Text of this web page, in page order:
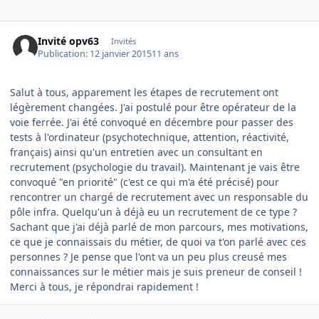
Invité opv63 Invités
Publication: 12 janvier 201511 ans
Salut à tous, apparement les étapes de recrutement ont
légèrement changées. J'ai postulé pour être opérateur de la
voie ferrée. J'ai été convoqué en décembre pour passer des
tests à l'ordinateur (psychotechnique, attention, réactivité,
français) ainsi qu'un entretien avec un consultant en
recrutement (psychologie du travail). Maintenant je vais être
convoqué "en priorité" (c'est ce qui m'a été précisé) pour
rencontrer un chargé de recrutement avec un responsable du
pôle infra. Quelqu'un à déjà eu un recrutement de ce type ?
Sachant que j'ai déjà parlé de mon parcours, mes motivations,
ce que je connaissais du métier, de quoi va t'on parlé avec ces
personnes ? Je pense que l'ont va un peu plus creusé mes
connaissances sur le métier mais je suis preneur de conseil !
Merci à tous, je répondrai rapidement !